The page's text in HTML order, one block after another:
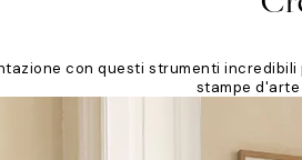
con questi strumenti
stampe